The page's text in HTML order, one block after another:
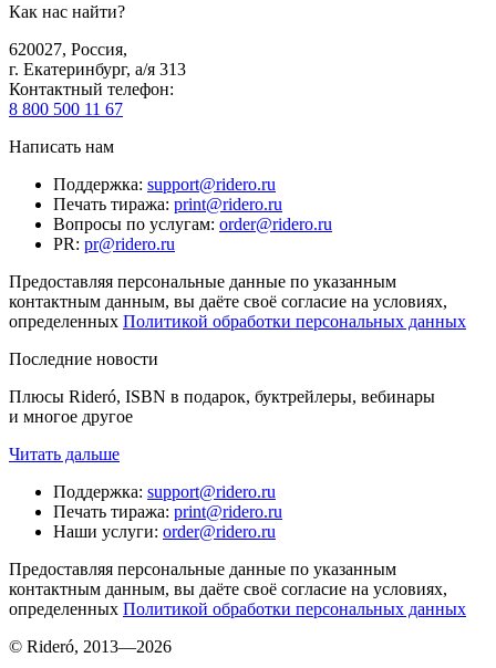
Как нас найти?
620027, Россия,
г. Екатеринбург, а/я 313
Контактный телефон:
8 800 500 11 67
Написать нам
Поддержка: support@ridero.ru
Печать тиража: print@ridero.ru
Вопросы по услугам: order@ridero.ru
PR: pr@ridero.ru
Предоставляя персональные данные по указанным
контактным данным, вы даёте своё согласие на условиях,
определенных Политикой обработки персональных данных
Последние новости
Плюсы Rideró, ISBN в подарок, буктрейлеры, вебинары
и многое другое
Читать дальше
Поддержка: support@ridero.ru
Печать тиража: print@ridero.ru
Наши услуги: order@ridero.ru
Предоставляя персональные данные по указанным
контактным данным, вы даёте своё согласие на условиях,
определенных Политикой обработки персональных данных
© Rideró, 2013—2026